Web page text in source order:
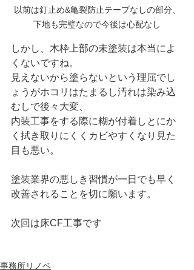
以前は釘止め&亀裂防止テープなしの部分、
下地も完璧なので今後は心配なし
しかし、木枠上部の未塗装は本当によ
くないですね。
見えないから塗らないという理屈でし
ょうがホコリはたまるし汚れは染み込
むしで後々大変、
内装工事をする際に糊が付着しとにか
く拭き取りにくくカビやすくなり見た
目も悪い。
塗装業界の悪しき習慣が一日でも早く
改善されることを切に願います。
次回は床CF工事です
事務所リノベ